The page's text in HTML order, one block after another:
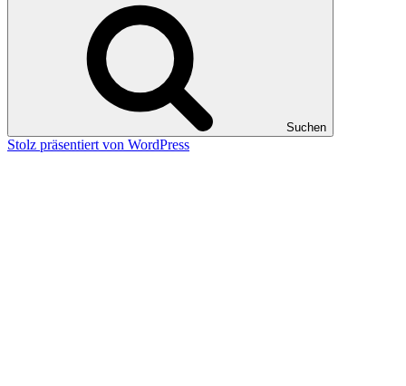
Suchen
Stolz präsentiert von WordPress